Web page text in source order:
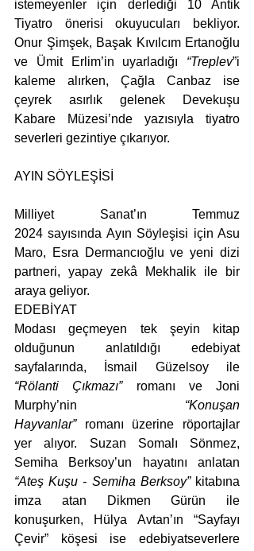
istemeyenler için derlediği 10 Antik
Tiyatro önerisi okuyucuları bekliyor.
Onur Şimşek, Başak Kıvılcım Ertanoğlu
ve Ümit Erlim’in uyarladığı “Treplev”i
kaleme alırken, Çağla Canbaz ise
çeyrek asırlık gelenek Devekuşu
Kabare Müzesi’nde yazısıyla tiyatro
severleri gezintiye çıkarıyor.
AYIN SÖYLEŞİSİ
Milliyet Sanat’ın Temmuz
2024 sayısında Ayın Söyleşisi için Asu
Maro, Esra Dermancıoğlu ve yeni dizi
partneri, yapay zekâ Mekhalik ile bir
araya geliyor.
EDEBİYAT
Modası geçmeyen tek şeyin kitap
olduğunun anlatıldığı edebiyat
“Rölanti Çıkmazı” romanı ve Joni
Murphy’nin “Konuşan
Hayvanlar” romanı üzerine röportajlar
yer alıyor. Suzan Somalı Sönmez,
“Ateş Kuşu - Semiha Berksoy” kitabına
imza atan Dikmen Gürün ile
konuşurken, Hülya Avtan’ın “Sayfayı
Çevir” köşesi ise edebiyatseverlere